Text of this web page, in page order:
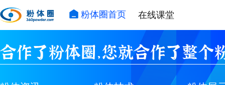
粉体圈首页 在线课堂
合作了粉体圈，您就合作了整个